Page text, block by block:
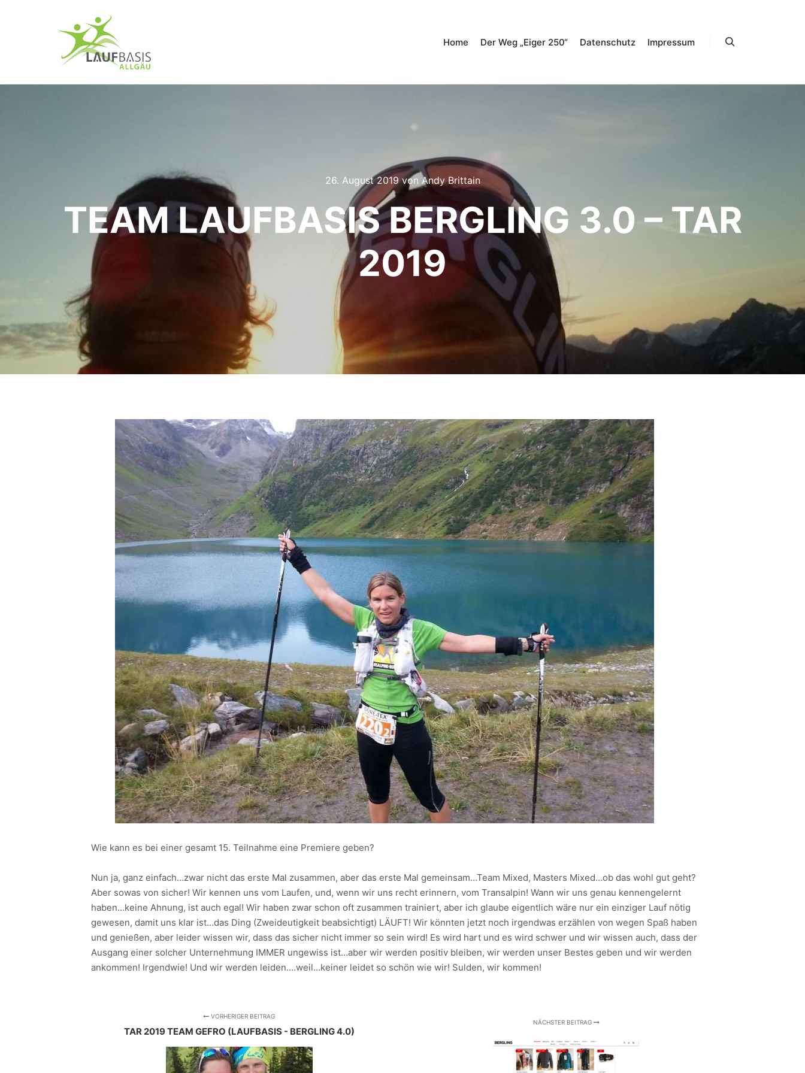
Home Der Weg „Eiger 250“ Datenschutz Impressum
26. August 2019von Andy Brittain
TEAM LAUFBASIS BERGLING 3.0 – TAR
2019
Wie kann es bei einer gesamt 15. Teilnahme eine Premiere geben?
Nun ja, ganz einfach…zwar nicht das erste Mal zusammen, aber das erste Mal gemeinsam…Team Mixed, Masters Mixed…ob das wohl gut geht?
Aber sowas von sicher! Wir kennen uns vom Laufen, und, wenn wir uns recht erinnern, vom Transalpin! Wann wir uns genau kennengelernt
haben…keine Ahnung, ist auch egal! Wir haben zwar schon oft zusammen trainiert, aber ich glaube eigentlich wäre nur ein einziger Lauf nötig
gewesen, damit uns klar ist…das Ding (Zweideutigkeit beabsichtigt) LÄUFT! Wir könnten jetzt noch irgendwas erzählen von wegen Spaß haben
und genießen, aber leider wissen wir, dass das sicher nicht immer so sein wird! Es wird hart und es wird schwer und wir wissen auch, dass der
Ausgang einer solcher Unternehmung IMMER ungewiss ist…aber wir werden positiv bleiben, wir werden unser Bestes geben und wir werden
ankommen! Irgendwie! Und wir werden leiden….weil…keiner leidet so schön wie wir! Sulden, wir kommen!
VORHERIGER BEITRAG
TAR 2019 TEAM GEFRO (LAUFBASIS - BERGLING 4.0)
NÄCHSTER BEITRAG